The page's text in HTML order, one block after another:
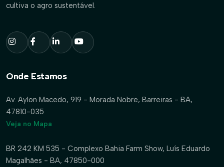
cultiva o agro sustentável.
Onde Estamos
Av. Aylon Macedo, 919 - Morada Nobre, Barreiras - BA,
47810-035
Veja no Mapa
BR 242 KM 535 - Complexo Bahia Farm Show, Luís Eduardo
Magalhães - BA, 47850-000